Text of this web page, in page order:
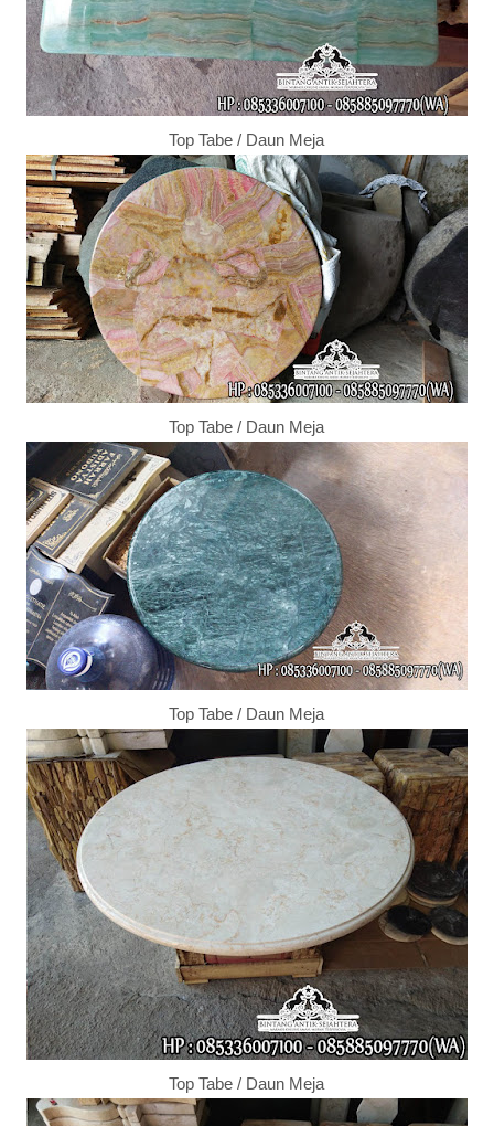
Top Tabe / Daun Meja
Top Tabe / Daun Meja
Top Tabe / Daun Meja
Top Tabe / Daun Meja